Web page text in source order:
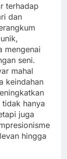
terhadap
dan
mengenai
seni.
mahal
keindahan
hanya
juga
hingga